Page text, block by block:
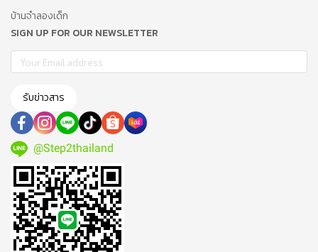
บ้านจำลองเด็ก
SIGN UP FOR OUR NEWSLETTER
รับข่าวสาร
@Step2thailand